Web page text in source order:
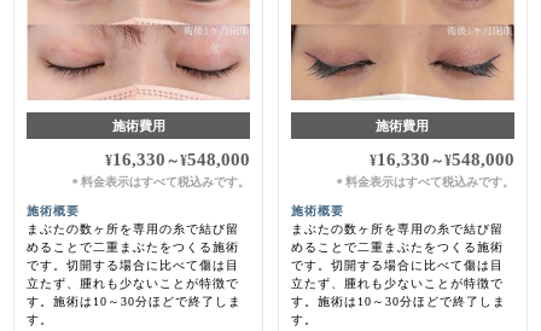
施術費用
¥16,330 ～¥548,000
＊料金表示はすべて税込みです。
施術概要
まぶたの数ヶ所を専用の糸で結び留
めることで二重まぶたをつくる施術
です。切開する場合に比べて傷は目
立たず、腫れも少ないことが特徴で
す。施術は10～30分ほどで終了しま
す。
施術費用
¥16,330 ～¥548,000
＊ 料金表示はすべて税込みです。
施術概要
まぶたの数ヶ所を専用の糸で結び留
めることで二重まぶたをつくる施術
です。切開する場合に比べて傷は目
立たず、腫れも少ないことが特徴で
す。施術は10～30分ほどで終了しま
す。